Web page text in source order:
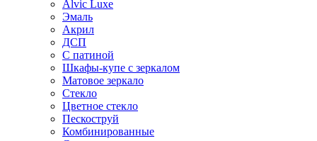
Alvic Luxe
Эмаль
Акрил
ДСП
С патиной
Шкафы-купе с зеркалом
Матовое зеркало
Стекло
Цветное стекло
Пескоструй
Комбинированные